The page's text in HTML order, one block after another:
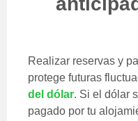
Realizar reservas y
protege futuras
del dólar. Si el dólar
pagado por tu